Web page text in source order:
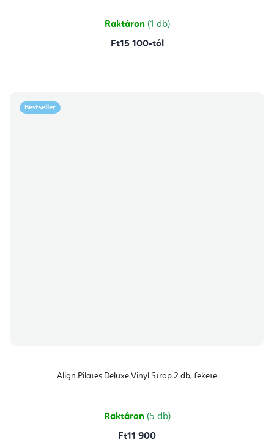
Raktáron (1 db)
Ft15 100-tól
Bestseller
Align Pilates Deluxe Vinyl Strap 2 db, fekete
Raktáron (5 db)
Ft11 900